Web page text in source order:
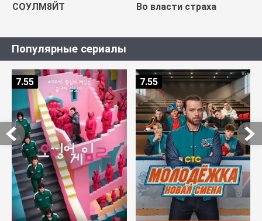
СОУЛМ8ЙТ Во власти страха
Популярные сериалы
7.55 7.55